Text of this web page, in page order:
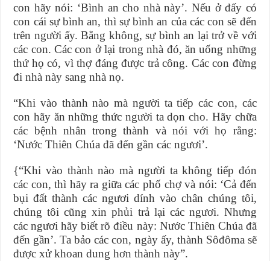
con hãy nói: ‘Bình an cho nhà này’. Nếu ở đấy có
con cái sự bình an, thì sự bình an của các con sẽ đến
trên người ấy. Bằng không, sự bình an lại trở về với
các con. Các con ở lại trong nhà đó, ăn uống những
thứ họ có, vì thợ đáng được trả công. Các con đừng
đi nhà này sang nhà nọ.
“Khi vào thành nào mà người ta tiếp các con, các
con hãy ăn những thức người ta dọn cho. Hãy chữa
các bệnh nhân trong thành và nói với họ rằng:
‘Nước Thiên Chúa đã đến gần các ngươi’.
{“Khi vào thành nào mà người ta không tiếp đón
các con, thì hãy ra giữa các phố chợ và nói: ‘Cả đến
bụi đất thành các ngươi dính vào chân chúng tôi,
chúng tôi cũng xin phủi trả lại các ngươi. Nhưng
các ngươi hãy biết rõ điều này: Nước Thiên Chúa đã
đến gần’. Ta bảo các con, ngày ấy, thành Sôđôma sẽ
được xử khoan dung hơn thành này”.